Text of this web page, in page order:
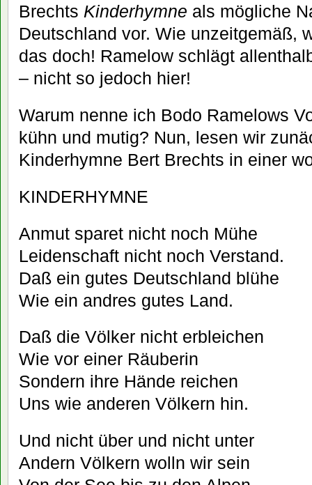
Brechts Kinderhymne als mögliche
Deutschland vor. Wie unzeitgemäß,
das doch! Ramelow schlägt
– nicht so jedoch hier!
Warum nenne ich Bodo Ramelows
kühn und mutig? Nun, lesen wir
Kinderhymne Bert Brechts in einer
KINDERHYMNE
Anmut sparet nicht noch Mühe
Leidenschaft nicht noch Verstand.
Daß ein gutes Deutschland blühe
Wie ein andres gutes Land.
Daß die Völker nicht erbleichen
Wie vor einer Räuberin
Sondern ihre Hände reichen
Uns wie anderen Völkern hin.
Und nicht über und nicht unter
Andern Völkern wolln wir sein